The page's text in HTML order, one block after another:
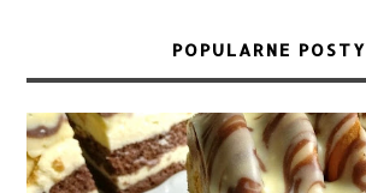
POPULARNE POSTY